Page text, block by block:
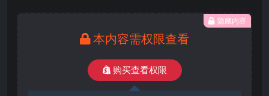
隐藏内容
本内容需权限查看
购买查看权限